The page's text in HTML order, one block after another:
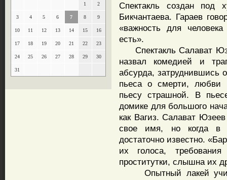
1 2
3 4 5 6 7 8 9
10 11 12 13 14 15 16
17 18 19 20 21 22 23
24 25 26 27 28 29 30
31
Спектакль создан под
Бикчантаева. Гараев
«важность для
есть».
Спектакль Салават
назвал комедией и
абсурда, затруднившись
пьеса о смерти, любви
пьесу страшной. В
домике для большого
как Вагиз. Салават
свое имя, но когда в
достаточно известно.
их голоса,
проститутки, слышна их
Опытный лакей учит